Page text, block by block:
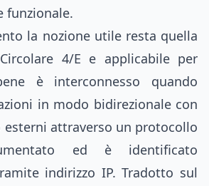
funzionale.
la nozione utile resta quella
4/E e applicabile per
è interconnesso quando
in modo bidirezionale con
attraverso un protocollo
ed è identificato
indirizzo IP. Tradotto sul